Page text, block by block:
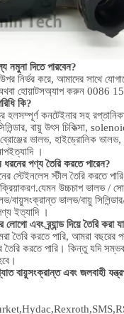
নমুনা দিতে পারবেন?
নির্ভর করে, আমাদের সাথে
হোয়াটসঅ্যাপ করুন 0086
কি?
হলসম্পূর্ণ কনটেইনার সহ
বায়ু উৎস চিকিত্সা,
ব্রোঞ্জের ভালভ, হাইড্রোলিক ভালভ,
ইত্যাদি ।
পণ্য তৈরি করতে পারেন?
স্টেইনলেস স্টীল তৈরি করতে পারি
যেমন উচ্চচাপ ভালভ /
বায়ুসংক্রান্ত ভালভ/বায়ু সিলিন্ডার
ইত্যাদি ।
এবং ব্র্যান্ড দিয়ে তৈরি করা
তৈরি করতে পারি, আমরা বছরের
তৈরি করতে পারি। কিন্তু যদি
বায়ুসংক্রান্ত এবং জলবাহী